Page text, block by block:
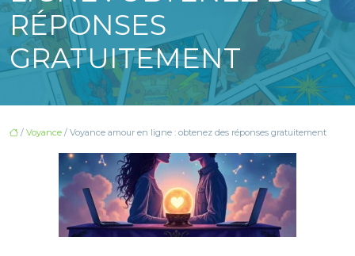
RÉPONSES
GRATUITEMENT
/ Voyance / Voyance amour en ligne : obtenez des réponses gratuitement